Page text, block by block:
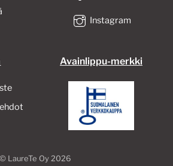
Instagram
Avainlippu-merkki
© LaureTe Oy2026